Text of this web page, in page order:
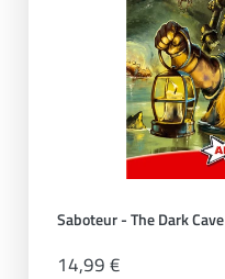
Saboteur - The Dark Cave
14,99 €